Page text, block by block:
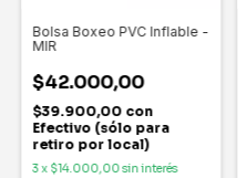
Bolsa Boxeo PVC Inflable -
MIR
$42.000,00
$39.900,00 con
Efectivo (sólo para
retiro por local)
3x $14.000,00sin interés